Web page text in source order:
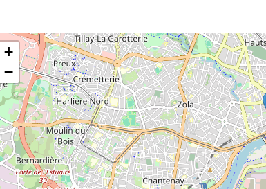
+
−